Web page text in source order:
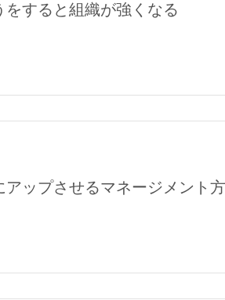
をすると組織が強くなる
アップさせるマネージメント方